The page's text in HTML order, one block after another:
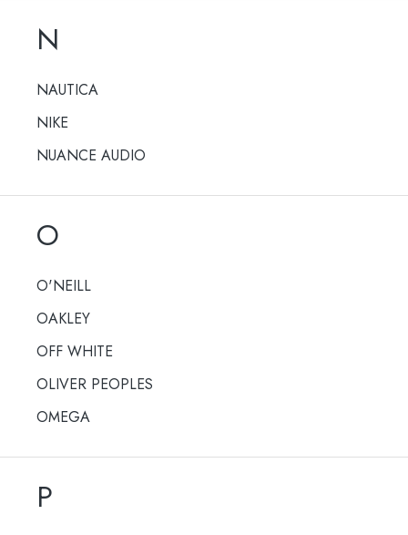
N
NAUTICA
NIKE
NUANCE AUDIO
O
O'NEILL
OAKLEY
OFF WHITE
OLIVER PEOPLES
OMEGA
P